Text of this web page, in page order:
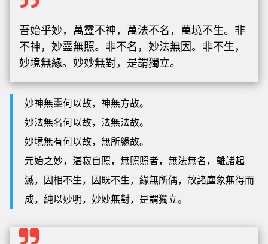
吾始乎妙，萬靈不神，萬法不名，萬境不生。非
不神，妙靈無照。非不名，妙法無因。非不生，
妙境無緣。妙妙無對，是謂獨立。
妙神無靈何以故，神無方故。
妙法無名何以故，法無法故。
妙境無有何以故，無所緣故。
元始之妙，湛寂自照，無照照者，無法無名，離諸起
滅，因相不生，因既不生，緣無所偶，故諸塵象無得而
成，純以妙明，妙妙無對，是謂獨立。